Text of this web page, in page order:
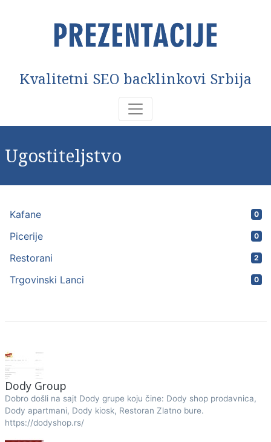
Kvalitetni SEO backlinkovi Srbija
Ugostiteljstvo
Kafane 0
Picerije 0
Restorani 2
Trgovinski Lanci 0
Dody Group
Dobro došli na sajt Dody grupe koju čine: Dody shop prodavnica,
Dody apartmani, Dody kiosk, Restoran Zlatno bure.
https://dodyshop.rs/